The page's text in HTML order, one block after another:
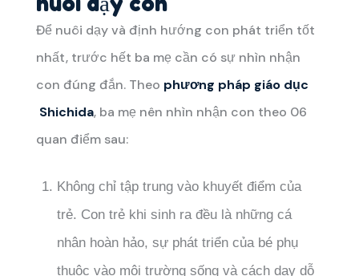
Để nuôi dạy và định hướng con phát triển tốt
nhất, trước hết ba mẹ cần có sự nhìn nhận
con đúng đắn. Theo phương pháp giáo dục
Shichida, ba mẹ nên nhìn nhận con theo 06
quan điểm sau:
Không chỉ tập trung vào khuyết điểm của
trẻ. Con trẻ khi sinh ra đều là những cá
nhân hoàn hảo, sự phát triển của bé phụ
thuộc vào môi trường sống và cách dạy dỗ